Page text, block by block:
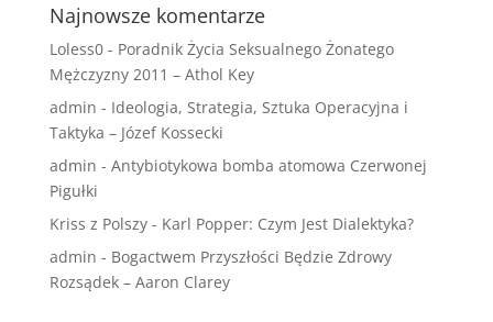
Najnowsze komentarze
Loless0- Poradnik Życia Seksualnego Żonatego
Mężczyzny 2011 – Athol Key
admin - Ideologia, Strategia, Sztuka Operacyjna i
Taktyka – Józef Kossecki
admin - Antybiotykowa bomba atomowa Czerwonej
Pigułki
Kriss z Polszy- Karl Popper: Czym Jest Dialektyka?
admin - Bogactwem Przyszłości Będzie Zdrowy
Rozsądek – Aaron Clarey